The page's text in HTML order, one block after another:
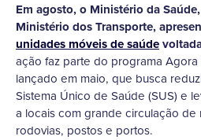
Em agosto, o Ministério da
Ministério dos Transporte,
unidades móveis de saúde
ação faz parte do programa Agora
lançado em maio, que busca
Sistema Único de Saúde (SUS) e
a locais com grande circulação de
rodovias, postos e portos.